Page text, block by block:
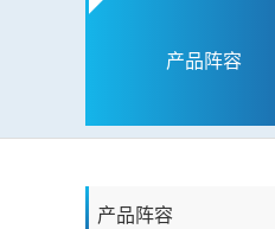
产品阵容
产品阵容